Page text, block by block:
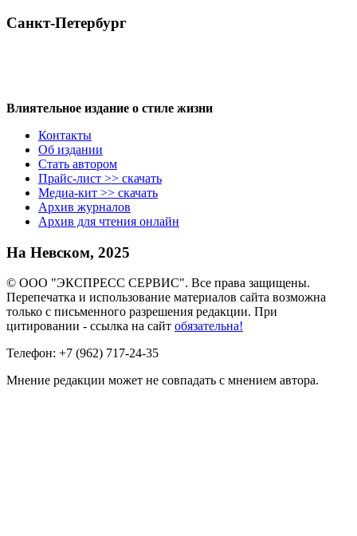
Санкт-Петербург
Влиятельное издание о стиле жизни
Контакты
Об издании
Стать автором
Прайс-лист >> скачать
Медиа-кит >> скачать
Архив журналов
Архив для чтения онлайн
На Невском, 2025
© ООО "ЭКСПРЕСС СЕРВИС". Все права защищены.
Перепечатка и использование материалов сайта возможна
только с письменного разрешения редакции. При
цитировании - ссылка на сайт обязательна!
Телефон: +7 (962) 717-24-35
Мнение редакции может не совпадать с мнением автора.